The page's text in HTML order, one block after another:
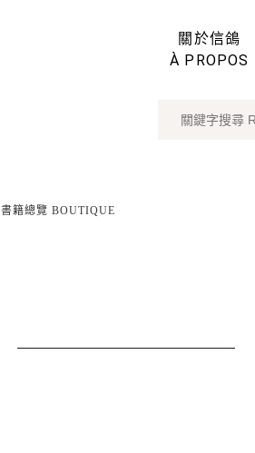
關於信鴿
À PROPOS
書籍總覽 BOUTIQUE